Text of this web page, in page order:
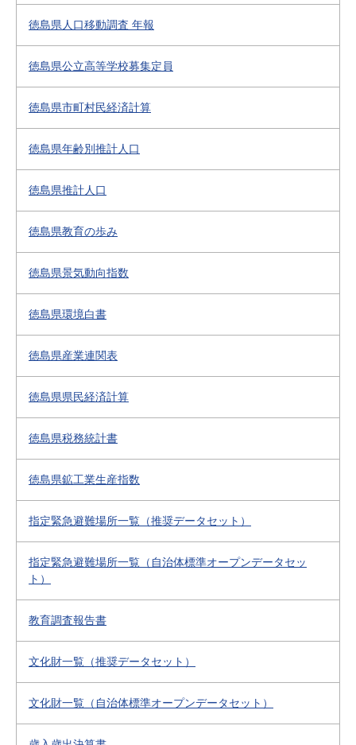
徳島県人口移動調査 年報
徳島県公立高等学校募集定員
徳島県市町村民経済計算
徳島県年齢別推計人口
徳島県推計人口
徳島県教育の歩み
徳島県景気動向指数
徳島県環境白書
徳島県産業連関表
徳島県県民経済計算
徳島県税務統計書
徳島県鉱工業生産指数
指定緊急避難場所一覧（推奨データセット）
指定緊急避難場所一覧（自治体標準オープンデータセッ
ト）
教育調査報告書
文化財一覧（推奨データセット）
文化財一覧（自治体標準オープンデータセット）